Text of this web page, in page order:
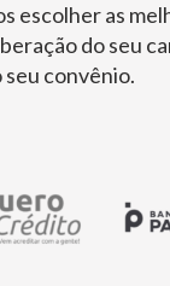
escolher as
do seu
seu convênio.